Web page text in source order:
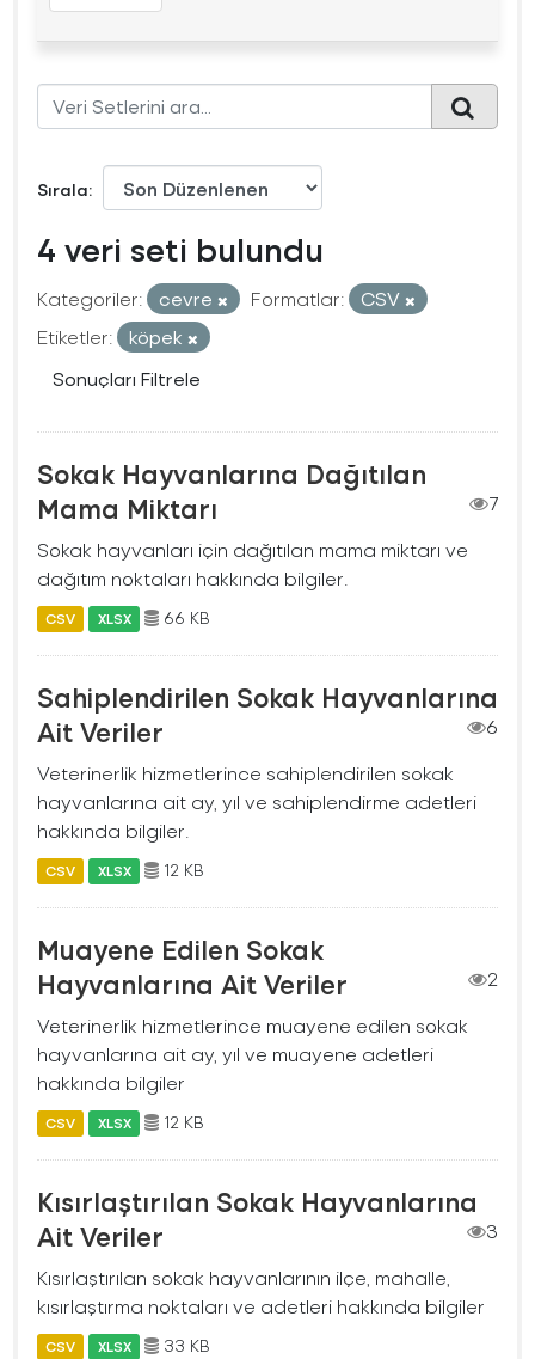
Sırala
4 veri seti bulundu
Kategoriler: cevre Formatlar:
CSV
Etiketler:
köpek
Sonuçları Filtrele
Sokak Hayvanlarına Dağıtılan
Mama Miktarı
7
Sokak hayvanları için dağıtılan mama miktarı ve
dağıtım noktaları hakkında bilgiler.
CSV XLSX 66 KB
Sahiplendirilen Sokak Hayvanlarına
Ait Veriler
6
Veterinerlik hizmetlerince sahiplendirilen sokak
hayvanlarına ait ay, yıl ve sahiplendirme adetleri
hakkında bilgiler.
CSV XLSX 12 KB
Muayene Edilen Sokak
Hayvanlarına Ait Veriler
2
Veterinerlik hizmetlerince muayene edilen sokak
hayvanlarına ait ay, yıl ve muayene adetleri
hakkında bilgiler
CSV XLSX 12 KB
Kısırlaştırılan Sokak Hayvanlarına
Ait Veriler
3
Kısırlaştırılan sokak hayvanlarının ilçe, mahalle,
kısırlaştırma noktaları ve adetleri hakkında bilgiler
CSV XLSX 33 KB